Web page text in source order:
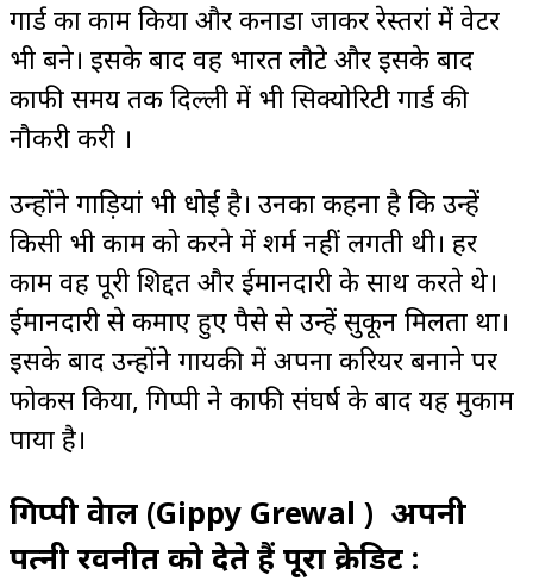
गार्ड का काम किया और कनाडा जाकर रेस्तरां में वेटर
भी बने। इसके बाद वह भारत लौटे और इसके बाद
काफी समय तक दिल्ली में भी सिक्योरिटी गार्ड की
नौकरी करी ।
उन्होंने गाड़ियां भी धोई है। उनका कहना है कि उन्हें
किसी भी काम को करने में शर्म नहीं लगती थी। हर
काम वह पूरी शिद्दत और ईमानदारी के साथ करते थे।
ईमानदारी से कमाए हुए पैसे से उन्हें सुकून मिलता था।
इसके बाद उन्होंने गायकी में अपना करियर बनाने पर
फोकस किया, गिप्पी ने काफी संघर्ष के बाद यह मुकाम
पाया है।
गिप्पी ग्रेवाल (Gippy Grewal ) अपनी
पत्नी रवनीत को देते हैं पूरा क्रेडिट :